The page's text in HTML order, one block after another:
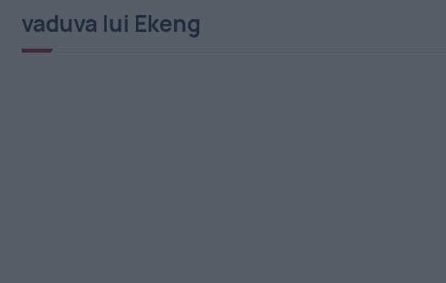
România
-
vaduva lui Ekeng